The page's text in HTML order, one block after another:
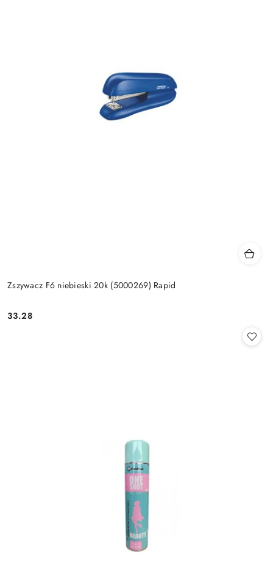
Zszywacz F6 niebieski 20k (5000269) Rapid
Cena:
33.28